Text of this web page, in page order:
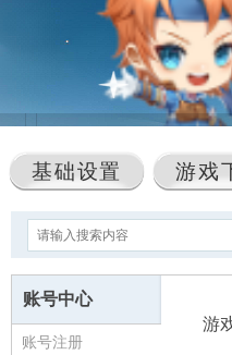
基础设置 游戏
游
账号中心
账号注册